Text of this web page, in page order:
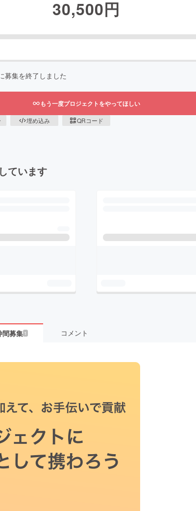
30,500円
募集を終了しました
もう一度プロジェクトをやってほしい
埋め込み QRコード
ています
間募集 1 コメント